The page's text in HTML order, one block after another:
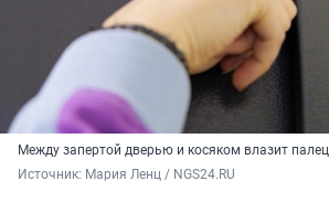
Между запертой дверью и косяком влазит палец
Источник: Мария Ленц / NGS24.RU